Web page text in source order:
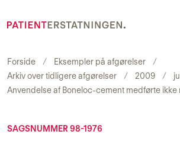
Forside
Eksempler på afgørelser
Arkiv over tidligere afgørelser
2009
jul
Anvendelse af Boneloc-cement medførte ikke
SAGSNUMMER 98-1976